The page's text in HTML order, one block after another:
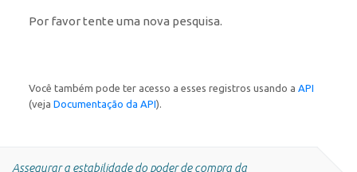
Por favor tente uma nova pesquisa.
Você também pode ter acesso a esses registros usando a API
(veja Documentação da API).
Assegurar a estabilidade do poder de compra da